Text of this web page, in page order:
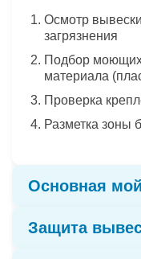
Осмотр
загрязнения
Подбор моющих
материала
Проверка
Разметка зоны
Основная
Нанесение
Защита